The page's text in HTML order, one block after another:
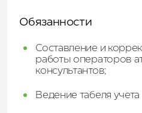
Обязанности
Составление и
работы операторов
консультантов;
Ведение табеля